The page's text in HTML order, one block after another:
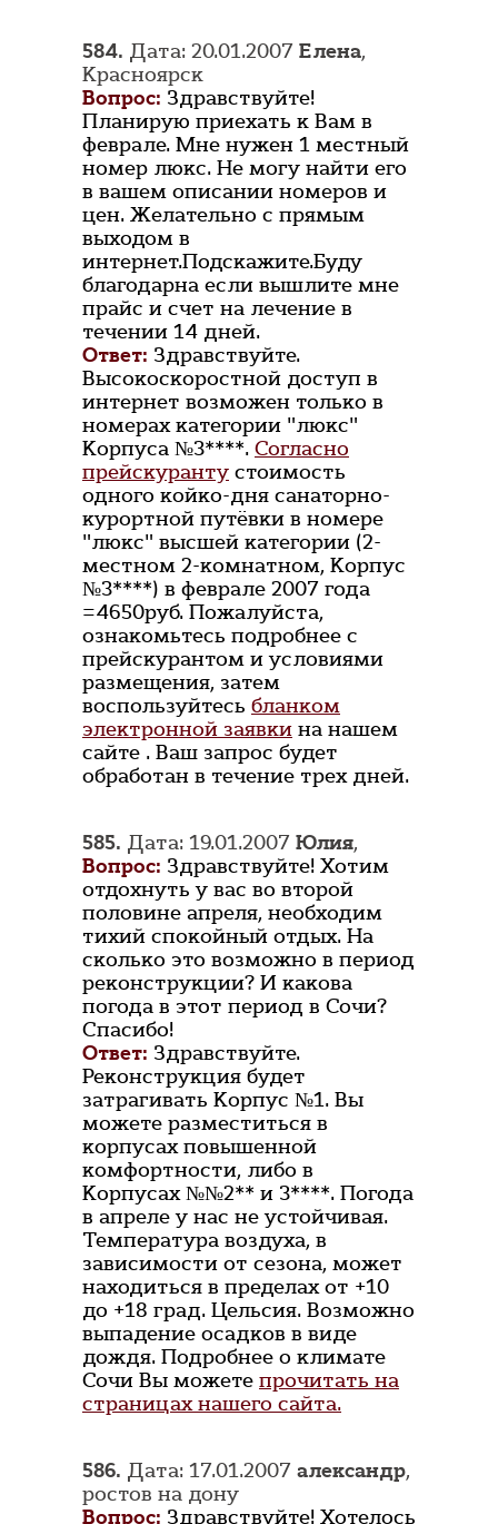
584. Дата: 20.01.2007 Елена,
Красноярск
Вопрос: Здравствуйте!
Планирую приехать к Вам в
феврале. Мне нужен 1 местный
номер люкс. Не могу найти его
в вашем описании номеров и
цен. Желательно с прямым
выходом в
интернет.Подскажите.Буду
благодарна если вышлите мне
прайс и счет на лечение в
течении 14 дней.
Ответ: Здравствуйте.
Высокоскоростной доступ в
интернет возможен только в
номерах категории "люкс"
Корпуса №3****. Согласно
прейскуранту стоимость
одного койко-дня санаторно-
курортной путёвки в номере
"люкс" высшей категории (2-
местном 2-комнатном, Корпус
№3****) в феврале 2007 года
=4650руб. Пожалуйста,
ознакомьтесь подробнее с
прейскурантом и условиями
размещения, затем
воспользуйтесь бланком
электронной заявки на нашем
сайте . Ваш запрос будет
обработан в течение трех дней.
585. Дата: 19.01.2007 Юлия,
Вопрос: Здравствуйте! Хотим
отдохнуть у вас во второй
половине апреля, необходим
тихий спокойный отдых. На
сколько это возможно в период
реконструкции? И какова
погода в этот период в Сочи?
Спасибо!
Ответ: Здравствуйте.
Реконструкция будет
затрагивать Корпус №1. Вы
можете разместиться в
корпусах повышенной
комфортности, либо в
Корпусах №№2** и 3****. Погода
в апреле у нас не устойчивая.
Температура воздуха, в
зависимости от сезона, может
находиться в пределах от +10
до +18 град. Цельсия. Возможно
выпадение осадков в виде
дождя. Подробнее о климате
Сочи Вы можете прочитать на
страницах нашего сайта.
586. Дата: 17.01.2007 александр,
ростов на дону
Вопрос: Здравствуйте! Хотелось